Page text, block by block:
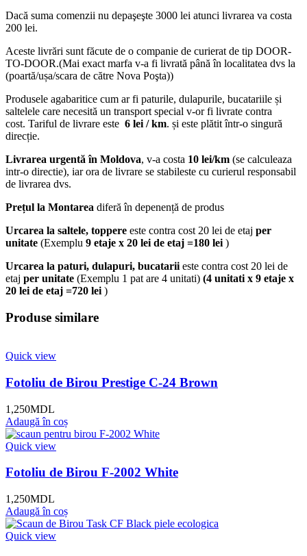
Dacă suma comenzii nu depaşeşte 3000 lei atunci livrarea va costa
200 lei.
Aceste livrări sunt făcute de o companie de curierat de tip DOOR-
TO-DOOR.(Mai exact marfa v-a fi livrată până în localitatea dvs la
(poartă/ușa/scara de către Nova Poşta))
Produsele agabaritice cum ar fi paturile, dulapurile, bucatariile și
saltelele care necesită un transport special v-or fi livrate contra
cost. Tariful de livrare este 6 lei / km. și este plătit într-o singură
direcție.
Livrarea urgentă în Moldova, v-a costa 10 lei/km (se calculeaza
intr-o directie), iar ora de livrare se stabileste cu curierul responsabil
de livrarea dvs.
Prețul la Montarea diferă în depenență de produs
Urcarea la saltele, toppere este contra cost 20 lei de etaj per
unitate (Exemplu 9 etaje x 20 lei de etaj =180 lei )
Urcarea la paturi, dulapuri, bucatarii este contra cost 20 lei de
etaj per unitate (Exemplu 1 pat are 4 unitati) (4 unitati x 9 etaje x
20 lei de etaj =720 lei )
Produse similare
Quick view
Fotoliu de Birou Prestige C-24 Brown
1,250MDL
Adaugă în coș
Quick view
Fotoliu de Birou F-2002 White
1,250MDL
Adaugă în coș
Quick view